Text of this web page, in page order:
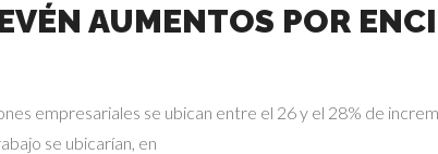
AUMENTOS POR
empresariales se ubican entre el 26 y el 28% de
se ubicarían, en